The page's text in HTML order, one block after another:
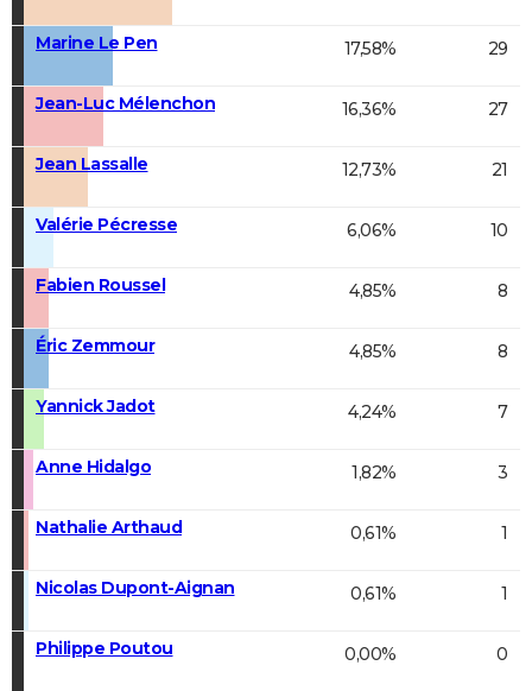
Marine Le Pen 17,58% 29
Jean-Luc Mélenchon 16,36% 27
Jean Lassalle 12,73% 21
Valérie Pécresse 6,06% 10
Fabien Roussel 4,85% 8
Éric Zemmour 4,85% 8
Yannick Jadot 4,24% 7
Anne Hidalgo 1,82% 3
Nathalie Arthaud 0,61% 1
Nicolas Dupont-Aignan 0,61% 1
Philippe Poutou 0,00% 0